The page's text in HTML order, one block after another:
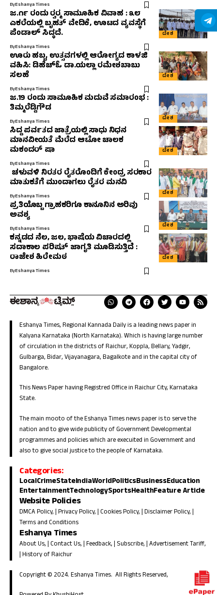
ByEshanya Times
ದೇಶ
ಜ.೧೯ ರಂದು ರ‍್ವರ‍್ಮ ಸಾಮೂಹಿಕ ವಿವಾಹ : ೩೮
ಎಕರೆಯಲ್ಲಿ ಬೃಹತ್ ವೇದಿಕೆ, ಊಟದ ವ್ಯವಸ್ಥೆಗೆ
ಪೆಂಡಾಲ್ ಸಿದ್ಧದೆ.
ByEshanya Times
ದೇಶ
ಊರು ಹಬ್ಬ, ಉತ್ಸವಗಳಲ್ಲಿ ಆರೋಗ್ಯದ ಕಾಳಜಿ
ವಹಿಸಿ: ಡಿಹೆಚ್‌ಓ ಡಾ.ಯಲ್ಲಾ ರಮೇಶಬಾಬು
ಸಲಹೆ
ByEshanya Times
ದೇಶ
ಜ.19 ರಂದು ಸಾಮೂಹಿಕ ಮದುವೆ ಸಮಾರಂಭ :
ತಿಮ್ಮರೆಡ್ಡಿಗೌಡ
ByEshanya Times
ದೇಶ
ಸಿದ್ದ ಪರ್ವತದ ಜಾತ್ರೆಯಲ್ಲಿ ಸಾಧು ನಿಧನ
ಮಾನವೀಯತೆ ಮೆರೆದ ಆಟೋ ಚಾಲಕ
ಮಕಂದರ್ ಷಾ
ByEshanya Times
ದೇಶ
ಚಳುವಳಿ ನಿರತರ ರೈತರೊಂದಿಗೆ ಕೇಂದ್ರ ಸರಕಾರ
ಮಾತುಕತೆಗೆ ಮುಂದಾಗಲು ರೈತರ ಮನವಿ
ByEshanya Times
ದೇಶ
ಪ್ರತಿಯೊಬ್ಬ ಗ್ರಾಹಕರಿಗೂ ಕಾನೂನಿನ ಅರಿವು
ಅವಶ್ಯ
ByEshanya Times
ದೇಶ
ಕನ್ನಡದ ನೆಲ, ಜಲ, ಭಾಷೆಯ ವಿಚಾರದಲ್ಲಿ
ಸದಾಕಾಲ ಪರಿಷತ್ ಜಾಗೃತಿ ಮೂಡಿಸುತ್ತಿದೆ :
ರಾಜೇಶ ಹಿರೇಮಠ
ByEshanya Times
Eshanya Times, Regional Kannada Daily is a leading news paper in
Kalyana Karnataka (North Karnataka). Which is having large number
of circulation in the districts of Raichur, Koppla, Bellary, Yadgir,
Gulbarga, Bidar, Vijayanagara, Bagalkote and in the capital city of
Bangalore.
This News Paper having Registred Office in Raichur City, Karnataka
State.
The main mooto of the Eshanya Times news paper is to serve the
nation and to give wide publicity of Government Developmental
programmes and policies which are execuited in Government and
also to give social justice to the people of Karnataka.
Categories:
LocalCrimeStateIndiaWorldPoliticsBusinessEducation
EntertainmentTechnologySportsHealthFeature Article
Website Policies
DMCA Policy, |Privacy Policy, |Cookies Policy, |Disclaimer Policy, |
Terms and Conditions
Eshanya Times
About Us, |Contact Us, |Feedback, | Subscribe, |Advertisement Tariff,
|History of Raichur
Copyright © 2024. Eshanya Times. All Rights Reserved,